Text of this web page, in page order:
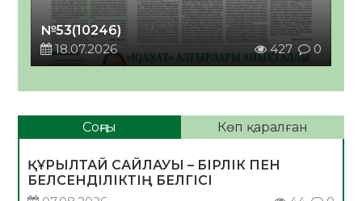
№53(10246)
18.07.2026
427 0
Соңғы Көп қаралған
ҚҰРЫЛТАЙ САЙЛАУЫ – БІРЛІК ПЕН
БЕЛСЕНДІЛІКТІҢ БЕЛГІСІ